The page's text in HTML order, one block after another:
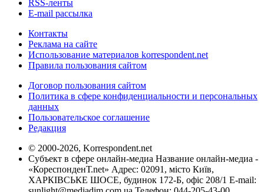
RSS-ленты
E-mail рассылка
Контакты
Реклама на сайте
Использование материалов korrespondent.net
Правила пользования сайтом
Договор пользования сайтом
Политика в сфере конфиденциальности и персональных
данных
Пользовательское соглашение
Редакция
© 2000-2026, Korrespondent.net
Субъект в сфере онлайн-медиа Название онлайн-медиа -
«КореспонденТ.net» Адрес: 02091, місто Київ,
ХАРКІВСЬКЕ ШОСЕ, будинок 172-Б, офіс 208/1 E-mail: